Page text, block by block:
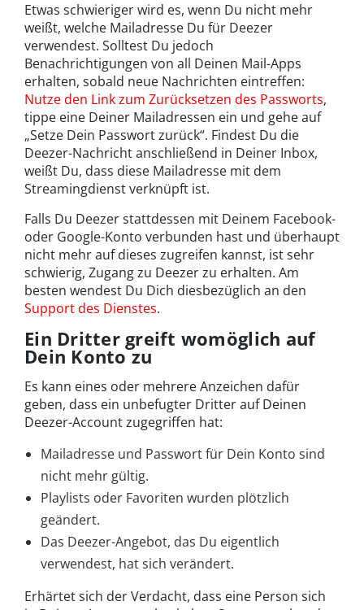
Etwas schwieriger wird es, wenn Du nicht mehr
weißt, welche Mailadresse Du für Deezer
verwendest. Solltest Du jedoch
Benachrichtigungen von all Deinen Mail-Apps
erhalten, sobald neue Nachrichten eintreffen:
Nutze den Link zum Zurücksetzen des Passworts,
tippe eine Deiner Mailadressen ein und gehe auf
„Setze Dein Passwort zurück“. Findest Du die
Deezer-Nachricht anschließend in Deiner Inbox,
weißt Du, dass diese Mailadresse mit dem
Streamingdienst verknüpft ist.
Falls Du Deezer stattdessen mit Deinem Facebook-
oder Google-Konto verbunden hast und überhaupt
nicht mehr auf dieses zugreifen kannst, ist sehr
schwierig, Zugang zu Deezer zu erhalten. Am
besten wendest Du Dich diesbezüglich an den
Support des Dienstes.
Ein Dritter greift womöglich auf
Dein Konto zu
Es kann eines oder mehrere Anzeichen dafür
geben, dass ein unbefugter Dritter auf Deinen
Deezer-Account zugegriffen hat:
Mailadresse und Passwort für Dein Konto sind
nicht mehr gültig.
Playlists oder Favoriten wurden plötzlich
geändert.
Das Deezer-Angebot, das Du eigentlich
verwendest, hat sich verändert.
Erhärtet sich der Verdacht, dass eine Person sich